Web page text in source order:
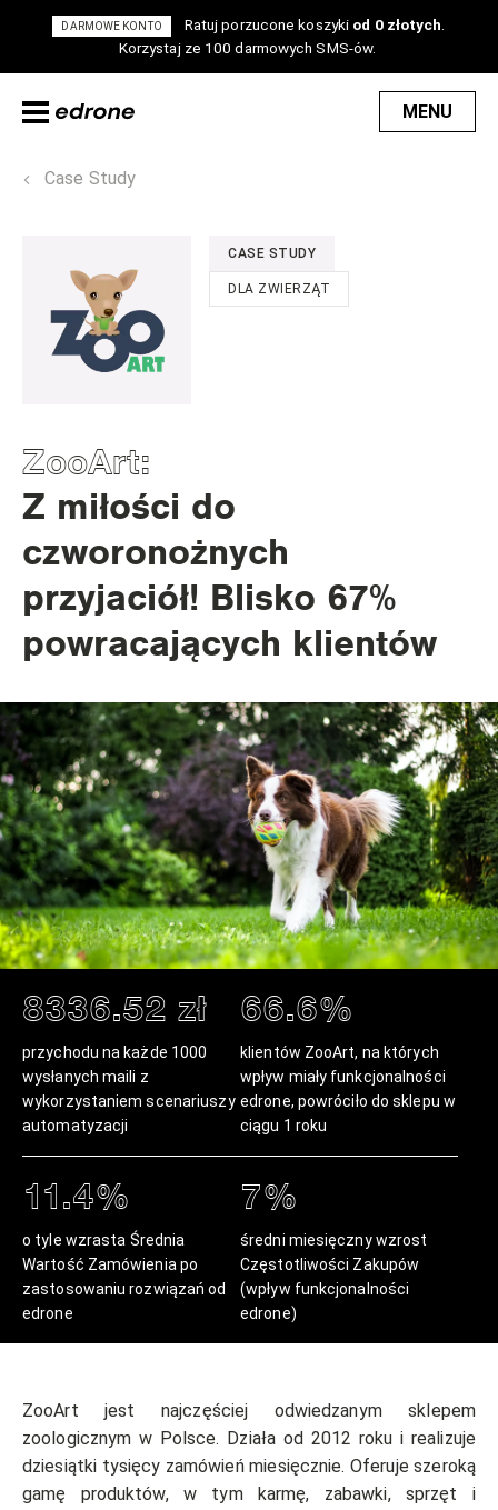
DARMOWE KONTO Ratuj porzucone koszyki od 0 złotych
Korzystaj ze 100 darmowych SMS-ów.
MENU
Case Study
CASE STUDY
DLA ZWIERZĄT
ZooArt:
Z miłości do
czworonożnych
przyjaciół! Blisko 67%
powracających klientów
8336.52 zł
przychodu na każde 1000
wysłanych maili z
wykorzystaniem scenariuszy
automatyzacji
66.6%
klientów ZooArt, na których
wpływ miały funkcjonalności
edrone, powróciło do sklepu w
ciągu 1 roku
11.4%
o tyle wzrasta Średnia
Wartość Zamówienia po
zastosowaniu rozwiązań od
edrone
7%
średni miesięczny wzrost
Częstotliwości Zakupów
(wpływ funkcjonalności
edrone)
ZooArt jest najczęściej odwiedzanym sklepem
zoologicznym w Polsce. Działa od 2012 roku i realizuje
dziesiątki tysięcy zamówień miesięcznie. Oferuje szeroką
gamę produktów, w tym karmę, zabawki, sprzęt i